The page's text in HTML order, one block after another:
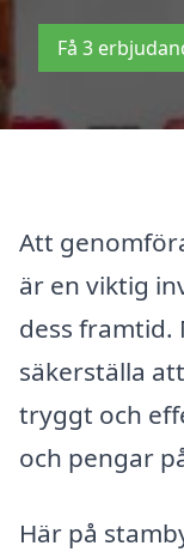
Få 3
Att
är en viktig
dess framtid.
säkerställa
tryggt och
och pengar
Här på